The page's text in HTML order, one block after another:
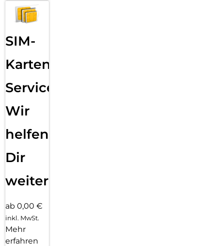
SIM-
Karten
Service:
Wir
helfen
Dir
weiter
ab 0,00 €
inkl. MwSt.
Mehr
erfahren